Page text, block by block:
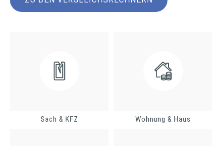
Sach & KFZ Wohnung & Haus